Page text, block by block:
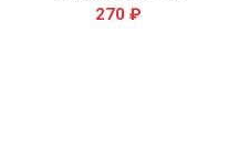
270 ₽